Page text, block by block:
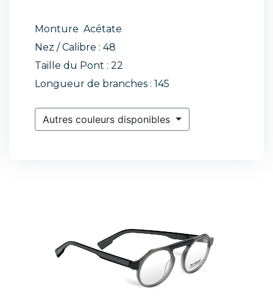
Monture Acétate
Nez / Calibre : 48
Taille du Pont : 22
Longueur de branches : 145
Autres couleurs disponibles